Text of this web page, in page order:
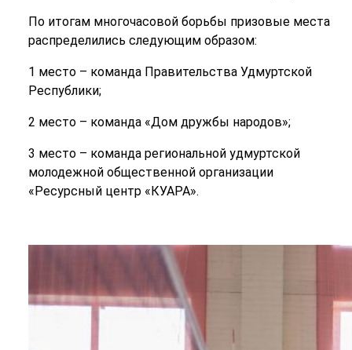
По итогам многочасовой борьбы призовые места
распределились следующим образом:
1 место – команда Правительства Удмуртской
Республики;
2 место – команда «Дом дружбы народов»;
3 место – команда региональной удмуртской
молодежной общественной организации
«Ресурсный центр «КУАРА».